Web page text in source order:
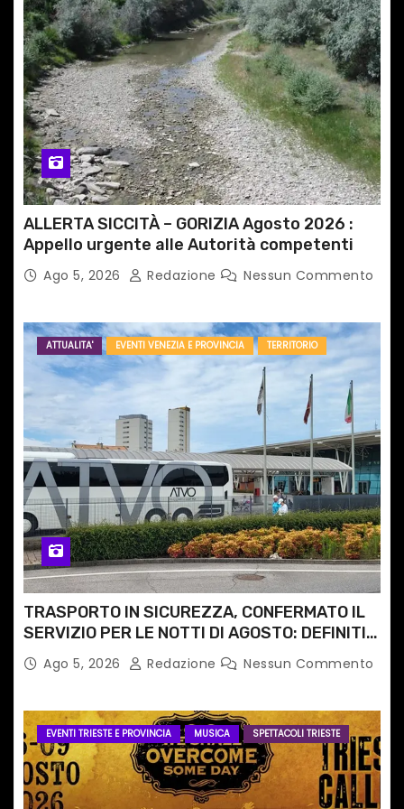
t
i
c
o
l
i
ALLERTA SICCITÀ – GORIZIA Agosto 2026 :
Appello urgente alle Autorità competenti
Ago 5, 2026 Redazione Nessun Commento
ATTUALITA' EVENTI VENEZIA E PROVINCIA TERRITORIO
TRASPORTO IN SICUREZZA, CONFERMATO IL
SERVIZIO PER LE NOTTI DI AGOSTO: DEFINITI
PERCORSI, FERMATE E ORARIO
Ago 5, 2026 Redazione Nessun Commento
EVENTI TRIESTE E PROVINCIA MUSICA SPETTACOLI TRIESTE